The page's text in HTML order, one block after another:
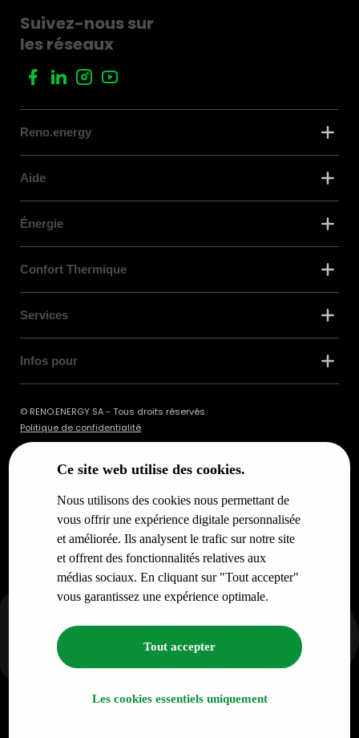
Ce site web utilise des cookies.
Nous utilisons des cookies nous permettant de
vous offrir une expérience digitale personnalisée
et améliorée. Ils analysent le trafic sur notre site
et offrent des fonctionnalités relatives aux
médias sociaux. En cliquant sur "Tout accepter"
vous garantissez une expérience optimale.
Tout accepter
Les cookies essentiels uniquement
Suivez-nous sur
les réseaux
Reno.energy
Aide
Énergie
Confort Thermique
Services
Infos pour
© RENO.ENERGY SA - Tous droits réservés.
Politique de confidentialité